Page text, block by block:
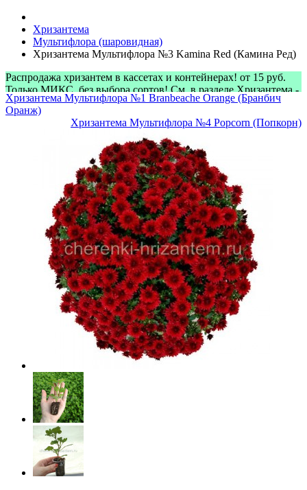
Хризантема
Мультифлора (шаровидная)
Хризантема Мультифлора №3 Kamina Red (Камина Ред)
Распродажа хризантем в кассетах и контейнерах! от 15 руб.
Только МИКС, без выбора сортов! См. в разделе Хризантема -
> Микс-наборы
Хризантема Мультифлора №1 Branbeache Orange (Бранбич
Оранж)
Хризантема Мультифлора №4 Popcorn (Попкорн)